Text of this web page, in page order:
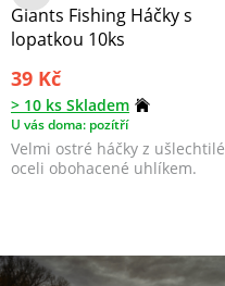
Giants Fishing Háčky s
lopatkou 10ks
39 Kč
> 10 ks Skladem
U vás doma: pozítří
Velmi ostré háčky z ušlechtilé
oceli obohacené uhlíkem.